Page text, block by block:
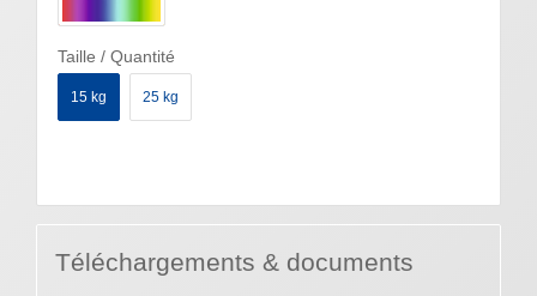
Taille / Quantité
15 kg 25 kg
Téléchargements & documents